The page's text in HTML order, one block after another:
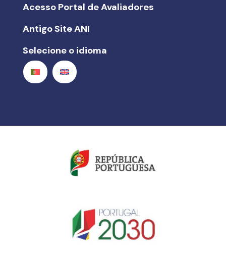
Acesso Portal de Avaliadores
Antigo Site ANI
Selecione o idioma